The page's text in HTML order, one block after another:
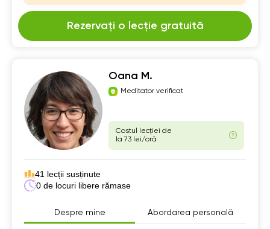
Rezervați o lecție gratuită
Oana M.
Meditator verificat
Costul lecției de
la 73 lei/oră
41 lecții susținute
0 de locuri libere rămase
Despre mine Abordarea personală